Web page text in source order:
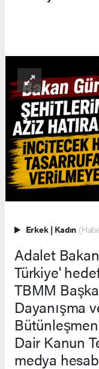
Erkek | Kadın
Adalet
Türkiye'
TBMM
Dayanışma
Dair Kanun
medya